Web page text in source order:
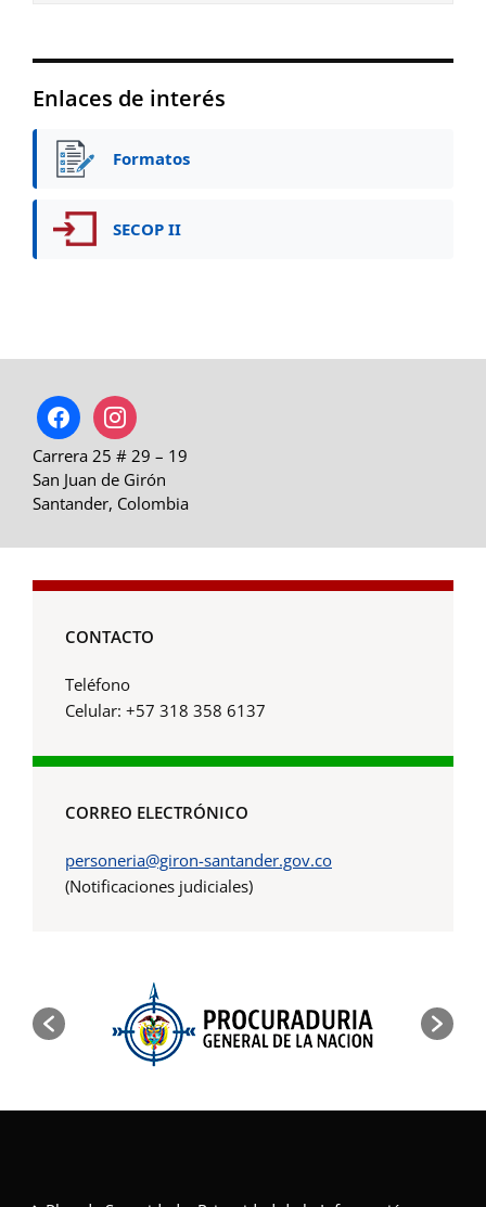
Enlaces de interés
Formatos
SECOP II
facebookinstagram
Carrera 25 # 29 – 19
San Juan de Girón
Santander, Colombia
CONTACTO
Teléfono
Celular: +57 318 358 6137
CORREO ELECTRÓNICO
personeria@giron-santander.gov.co
(Notificaciones judiciales)